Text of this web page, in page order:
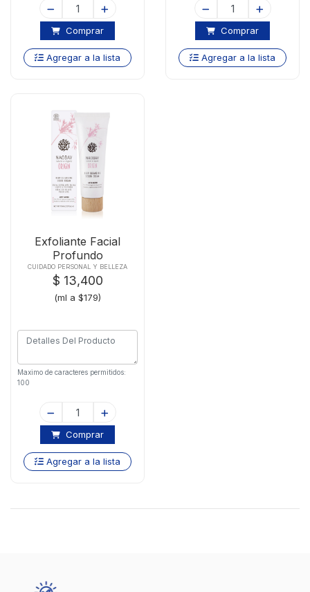
Comprar
Agregar a la lista
Comprar
Agregar a la lista
Exfoliante Facial
Profundo
Naobayx75ml
CUIDADO PERSONAL Y BELLEZA
$ 13,400
(ml a $179)
Maximo de caracteres permitidos:
100
Comprar
Agregar a la lista